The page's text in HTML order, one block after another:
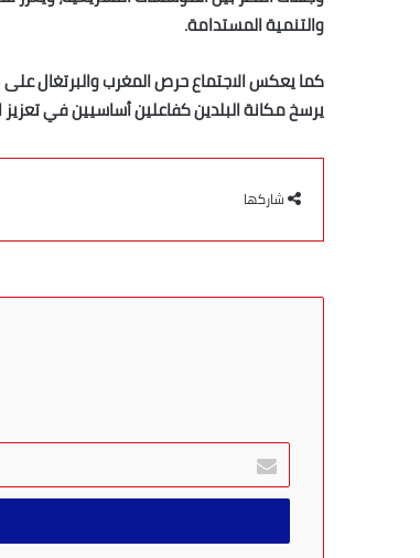
والتنمية المستدامة.
كما يعكس الاجتماع حرص المغرب والبرتغال على
يرسخ مكانة البلدين كفاعلين أساسيين في تعزيز
شاركها
أ
خ
ب